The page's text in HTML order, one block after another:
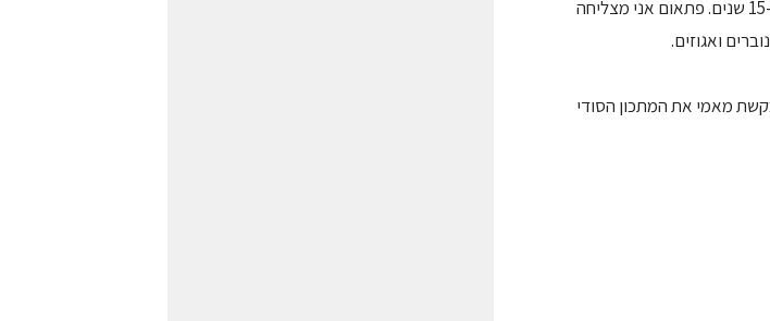
שמחשיב את עצמו. אני מצליחה לשחזר מתכונים שהיו כלואים בזיכרוני למעלה מ-15 שנים. פתאום אני מצליחה
ואגוזים.
מאמי את המתכון הסודי